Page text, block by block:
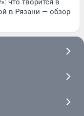
что творится в
в Рязани — обзор